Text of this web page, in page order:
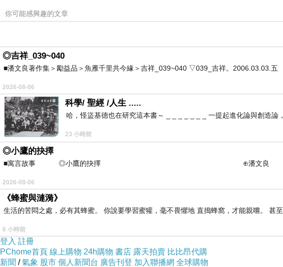
你可能感興趣的文章
◎吉祥_039~040
■潘文良著作集＞勵益品＞魚雁千里共今緣＞吉祥_039~040 ▽039_吉祥。
2026-08-06
科學/ 聖經 /人生 .....
哈，怪盜基德也在研究這本書～ _ _ _ _ _ _ _ 一提起進化論與創造
23 小時前
◎小鷹的抉擇
■寓言故事 ◎小鷹的抉擇 ⊕潘文良 在壁立千仞的
2026-08-06
《蜂蜜與漣漪》
生活的苦悶之處，必有其蜂蜜。 你說要學習蜜獾，毫不畏懼地 直搗蜂窩，才能親嚐。 甚
6 小時前
登入 註冊
PChome首頁 線上購物 24h購物 書店 露天拍賣 比比昂代購
新聞 /氣象 股市 個人新聞台 廣告刊登 加入聯播網 全球購物